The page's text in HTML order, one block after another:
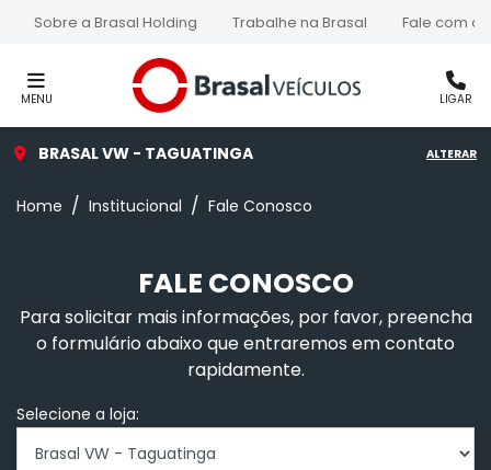
Sobre a Brasal Holding Trabalhe na Brasal Fale com a
MENU LIGAR
BRASAL VW - TAGUATINGA ALTERAR
Home Institucional Fale Conosco
FALE CONOSCO
Para solicitar mais informações, por favor, preencha
o formulário abaixo que entraremos em contato
rapidamente.
Selecione a loja: